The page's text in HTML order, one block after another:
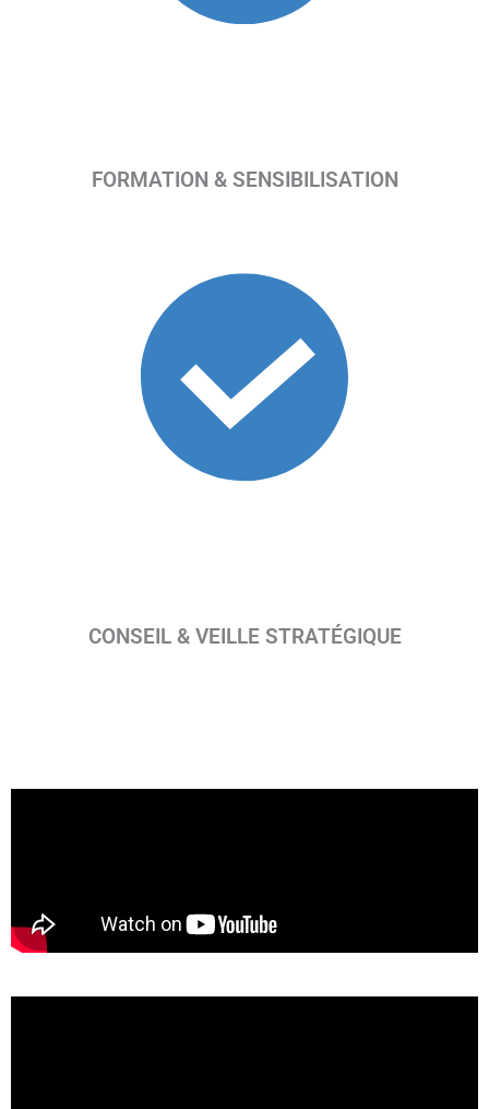
FORMATION & SENSIBILISATION
CONSEIL & VEILLE STRATÉGIQUE